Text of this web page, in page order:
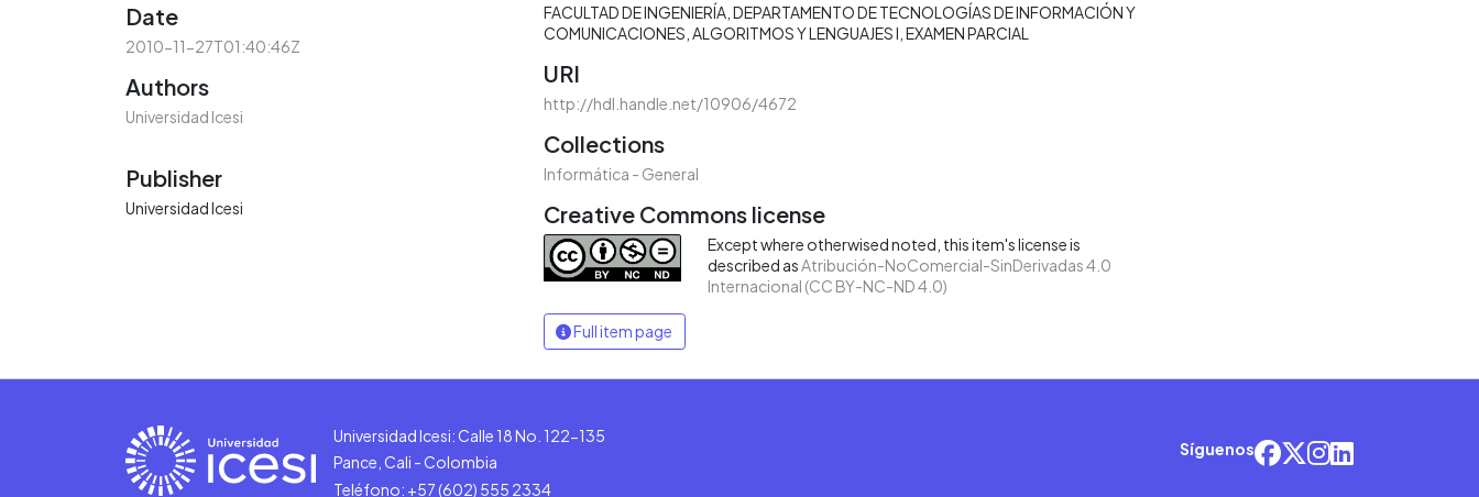
Date
2010-11-27T01:40:46Z
Authors
Universidad Icesi
Publisher
Universidad Icesi
FACULTAD DE INGENIERÍA DEPARTAMENTO DE TECNOLOGÍAS DE INFORMACIÓN Y
COMUNICACIONES ALGORITMOS Y LENGUAJES I EXAMEN PARCIAL
URI
http://hdl.handle.net/10906/4672
Collections
Informática - General
Creative Commons license
Except where otherwised noted, this item's license is
described as Atribución-NoComercial-SinDerivadas 4.0
Internacional (CC BY-NC-ND 4.0)
Full item page
Universidad Icesi: Calle 18 No. 122-135
Pance, Cali - Colombia
Teléfono: +57 (602) 555 2334
Síguenos